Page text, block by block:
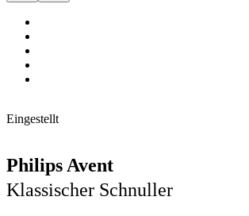
Eingestellt
Philips Avent
Klassischer Schnuller